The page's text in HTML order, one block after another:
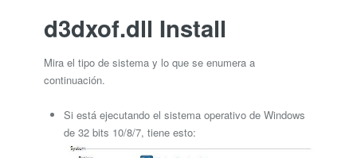
d3dxof.dll Install
Mira el tipo de sistema y lo que se enumera a
continuación.
Si está ejecutando el sistema operativo de Windows
de 32 bits 10/8/7, tiene esto: